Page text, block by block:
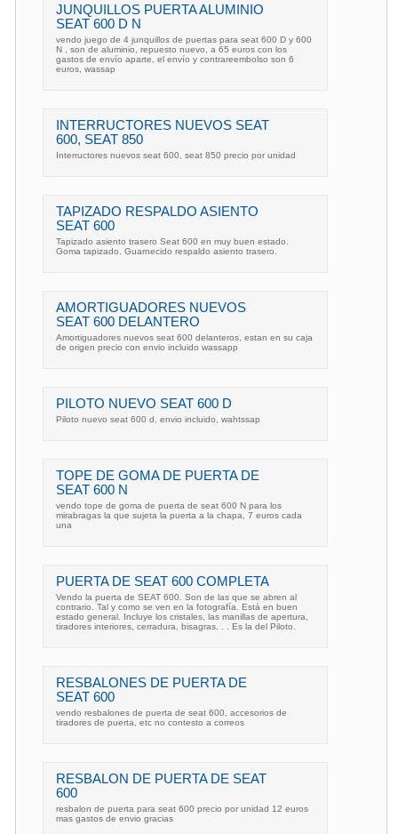
JUNQUILLOS PUERTA ALUMINIO
SEAT 600 D N
vendo juego de 4 junquillos de puertas para seat 600 D y 600
N , son de aluminio, repuesto nuevo, a 65 euros con los
gastos de envío aparte, el envío y contrareembolso son 6
euros, wassap
INTERRUCTORES NUEVOS SEAT
600, SEAT 850
Interructores nuevos seat 600, seat 850 precio por unidad
TAPIZADO RESPALDO ASIENTO
SEAT 600
Tapizado asiento trasero Seat 600 en muy buen estado.
Goma tapizado. Guarnecido respaldo asiento trasero.
AMORTIGUADORES NUEVOS
SEAT 600 DELANTERO
Amortiguadores nuevos seat 600 delanteros, estan en su caja
de origen precio con envio incluido wassapp
PILOTO NUEVO SEAT 600 D
Piloto nuevo seat 600 d, envio incluido, wahtssap
TOPE DE GOMA DE PUERTA DE
SEAT 600 N
vendo tope de goma de puerta de seat 600 N para los
mirabragas la que sujeta la puerta a la chapa, 7 euros cada
una
PUERTA DE SEAT 600 COMPLETA
Vendo la puerta de SEAT 600. Son de las que se abren al
contrario. Tal y como se ven en la fotografía. Está en buen
estado general. Incluye los cristales, las manillas de apertura,
tiradores interiores, cerradura, bisagras. . . Es la del Piloto.
RESBALONES DE PUERTA DE
SEAT 600
vendo resbalones de puerta de seat 600, accesorios de
tiradores de puerta, etc no contesto a correos
RESBALON DE PUERTA DE SEAT
600
resbalon de puerta para seat 600 precio por unidad 12 euros
mas gastos de envio gracias